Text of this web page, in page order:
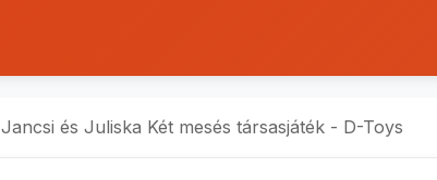
Jancsi és Juliska Két mesés társasjáték - D-Toys